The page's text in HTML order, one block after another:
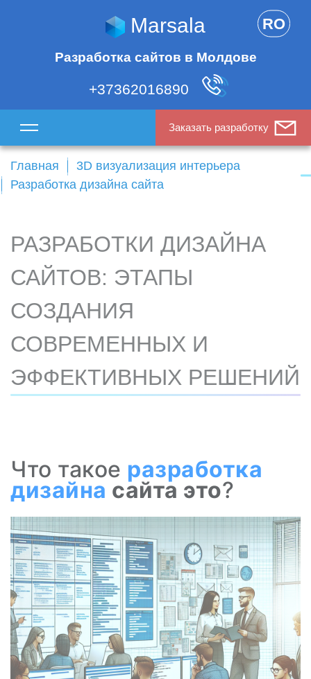
Marsala
Разработка сайтов в Молдове
+37362016890
RO
Заказать разработку
Главная
3D визуализация интерьера
Разработка дизайна сайта
РАЗРАБОТКИ ДИЗАЙНА
САЙТОВ: ЭТАПЫ
СОЗДАНИЯ
СОВРЕМЕННЫХ И
ЭФФЕКТИВНЫХ РЕШЕНИЙ
Что такое разработка
дизайна сайта это?